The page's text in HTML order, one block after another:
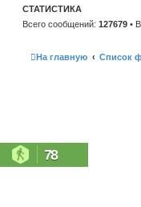
ю
у
о
е
СТАТИСТИКА
Всего сообщений: 127679 •
На главную Список
78